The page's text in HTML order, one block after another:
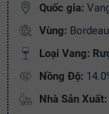
Quốc gia:
Vùng:
Loại Vang:
Nồng Độ:
Nhà Sản Xuất:
Điều kiện:
Copy mã và nhập mã ở